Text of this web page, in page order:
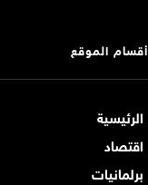
أقسام الموقع
الرئيسية
اقتصاد
برلمانيات